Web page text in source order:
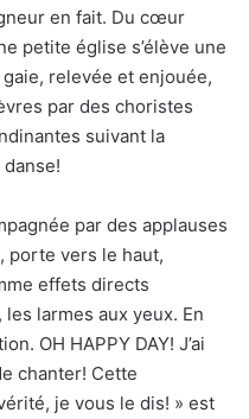
en fait. Du cœur
petite église s’élève une
relevée et enjouée,
par des choristes
suivant la
par des applauses
porte vers le haut,
effets directs
larmes aux yeux. En
OH HAPPY DAY! J’ai
chanter! Cette
je vous le dis! » est